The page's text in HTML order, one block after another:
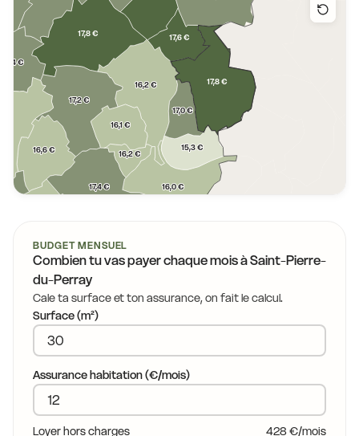
16,4 €
17,4 €
15,0 €
15,9 €
16,2 €
16,0 €
16,6 €
17,8 €
17,2 €
17,4 €
15,0 €
15,3 €
16,2 €
17,6 €
17,0 €
15,0 €
16,1 €
17,8 €
BUDGET MENSUEL
Combien tu vas payer chaque mois àSaint-Pierre-
du-Perray
Cale ta surface et ton assurance, on fait le calcul.
Surface (m²)
Assurance habitation (€/mois)
Loyer hors charges 428 €/mois